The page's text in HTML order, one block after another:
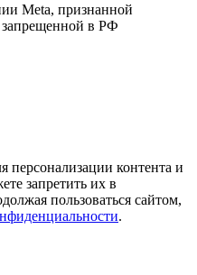
Meta, признанной
запрещенной в РФ
персонализации контента и
запретить их в
пользоваться сайтом,
.